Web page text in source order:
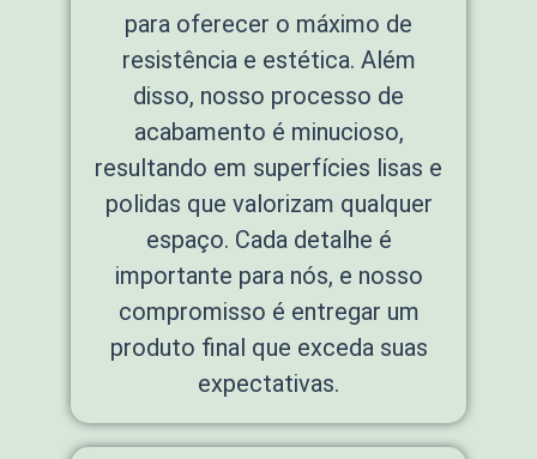
para oferecer o máximo de
resistência e estética. Além
disso, nosso processo de
acabamento é minucioso,
resultando em superfícies lisas e
polidas que valorizam qualquer
espaço. Cada detalhe é
importante para nós, e nosso
compromisso é entregar um
produto final que exceda suas
expectativas.